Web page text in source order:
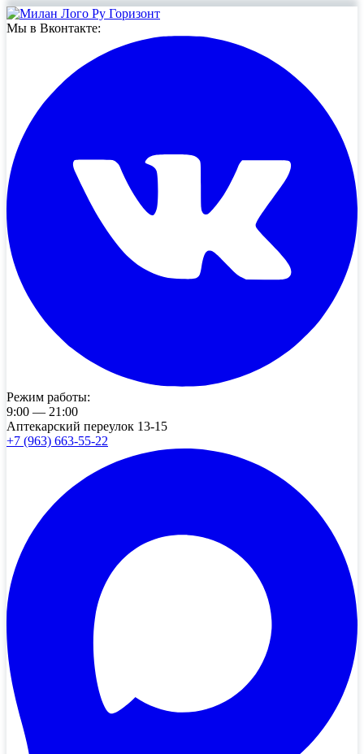
Мы в Вконтакте:
Режим работы:
9:00 — 21:00
Аптекарский переулок 13-15
+7 (963) 663-55-22